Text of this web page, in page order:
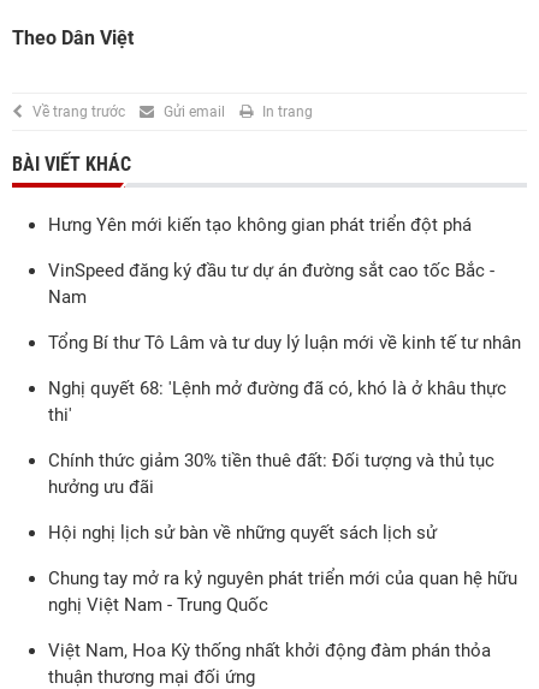
Theo Dân Việt
Về trang trước Gửi email In trang
BÀI VIẾT KHÁC
Hưng Yên mới kiến tạo không gian phát triển đột phá
VinSpeed đăng ký đầu tư dự án đường sắt cao tốc Bắc -
Nam
Tổng Bí thư Tô Lâm và tư duy lý luận mới về kinh tế tư nhân
Nghị quyết 68: 'Lệnh mở đường đã có, khó là ở khâu thực
thi'
Chính thức giảm 30% tiền thuê đất: Đối tượng và thủ tục
hưởng ưu đãi
Hội nghị lịch sử bàn về những quyết sách lịch sử
Chung tay mở ra kỷ nguyên phát triển mới của quan hệ hữu
nghị Việt Nam - Trung Quốc
Việt Nam, Hoa Kỳ thống nhất khởi động đàm phán thỏa
thuận thương mại đối ứng